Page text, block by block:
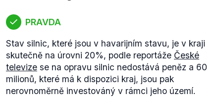
ON Jičín a.s.10 mil. Kč12 mil. KčON Náchod a.s.42
mil. Kč49 mil. KčON Rychnov nad Kněžnou a.s.16
mil. Kč40 mil. KčON Trutnov a.s.zisk 700 tis. Kč-
MN a.s. Dvůr Králové nad Labem1,1 mil. Kč2,5 mil.
Kč
PRAVDA
Stav silnic, které jsou v havarijním stavu, je v kraji
skutečně na úrovni 20%, podle reportáže České
televize se na opravu silnic nedostává peněz a 60
milionů, které má k dispozici kraj, jsou pak
nerovnoměrně investováný v rámci jeho území.